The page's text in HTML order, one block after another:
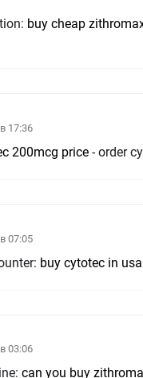
buy cheap
17:36
200mcg price - order
07:05
buy cytotec in usa
03:06
can you buy